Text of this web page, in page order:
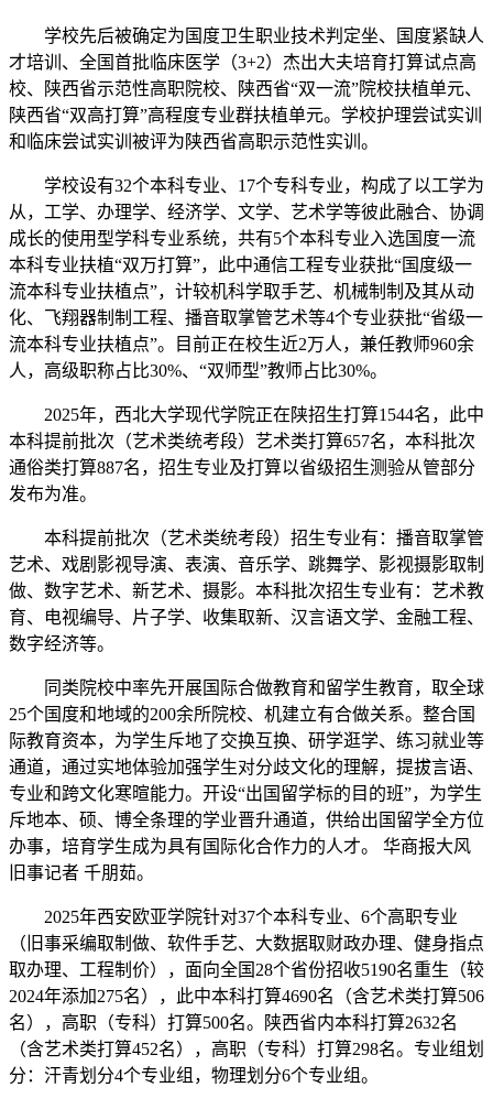
学校先后被确定为国度卫生职业技术判定坐、国度紧缺人
才培训、全国首批临床医学（3+2）杰出大夫培育打算试点高
校、陕西省示范性高职院校、陕西省“双一流”院校扶植单元、
陕西省“双高打算”高程度专业群扶植单元。学校护理尝试实训
和临床尝试实训被评为陕西省高职示范性实训。
学校设有32个本科专业、17个专科专业，构成了以工学为
从，工学、办理学、经济学、文学、艺术学等彼此融合、协调
成长的使用型学科专业系统，共有5个本科专业入选国度一流
本科专业扶植“双万打算”，此中通信工程专业获批“国度级一
流本科专业扶植点”，计较机科学取手艺、机械制制及其从动
化、飞翔器制制工程、播音取掌管艺术等4个专业获批“省级一
流本科专业扶植点”。目前正在校生近2万人，兼任教师960余
人，高级职称占比30%、“双师型”教师占比30%。
2025年，西北大学现代学院正在陕招生打算1544名，此中
本科提前批次（艺术类统考段）艺术类打算657名，本科批次
通俗类打算887名，招生专业及打算以省级招生测验从管部分
发布为准。
本科提前批次（艺术类统考段）招生专业有：播音取掌管
艺术、戏剧影视导演、表演、音乐学、跳舞学、影视摄影取制
做、数字艺术、新艺术、摄影。本科批次招生专业有：艺术教
育、电视编导、片子学、收集取新、汉言语文学、金融工程、
数字经济等。
同类院校中率先开展国际合做教育和留学生教育，取全球
25个国度和地域的200余所院校、机建立有合做关系。整合国
际教育资本，为学生斥地了交换互换、研学逛学、练习就业等
通道，通过实地体验加强学生对分歧文化的理解，提拔言语、
专业和跨文化寒暄能力。开设“出国留学标的目的班”，为学生
斥地本、硕、博全条理的学业晋升通道，供给出国留学全方位
办事，培育学生成为具有国际化合作力的人才。 华商报大风
旧事记者 千朋茹。
2025年西安欧亚学院针对37个本科专业、6个高职专业
（旧事采编取制做、软件手艺、大数据取财政办理、健身指点
取办理、工程制价），面向全国28个省份招收5190名重生（较
2024年添加275名），此中本科打算4690名（含艺术类打算506
名），高职（专科）打算500名。陕西省内本科打算2632名
（含艺术类打算452名），高职（专科）打算298名。专业组划
分：汗青划分4个专业组，物理划分6个专业组。